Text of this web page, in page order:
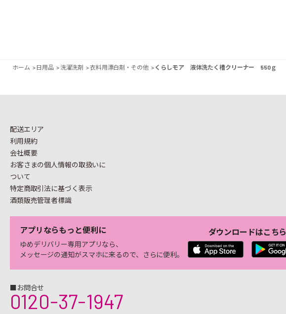
ホーム >日用品 > 洗濯洗剤 >衣料用漂白剤・その他 > くらしモア 液体洗たく槽クリーナー 550ｇ
配送エリア
利用規約
会社概要
お客さまの個人情報の取扱いに
ついて
特定商取引法に基づく表示
酒類販売管理者標識
アプリならもっと便利に
ゆめデリバリー専用アプリなら、
メッセージの通知がスマホに来るので、さらに便利。
ダウンロードはこちら
■お問合せ
0120-37-1947